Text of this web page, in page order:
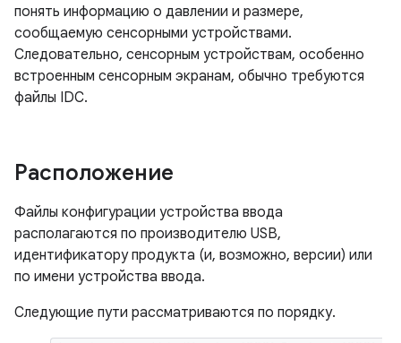
понять информацию о давлении и размере,
сообщаемую сенсорными устройствами.
Следовательно, сенсорным устройствам, особенно
встроенным сенсорным экранам, обычно требуются
файлы IDC.
Расположение
Файлы конфигурации устройства ввода
располагаются по производителю USB,
идентификатору продукта (и, возможно, версии) или
по имени устройства ввода.
Следующие пути рассматриваются по порядку.